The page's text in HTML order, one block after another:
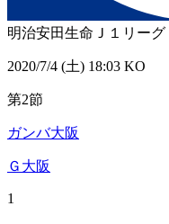
明治安田生命Ｊ１リーグ
2020/7/4 (土) 18:03 KO
第2節
ガンバ大阪
Ｇ大阪
1